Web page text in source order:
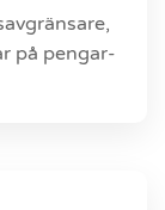
på pengar-